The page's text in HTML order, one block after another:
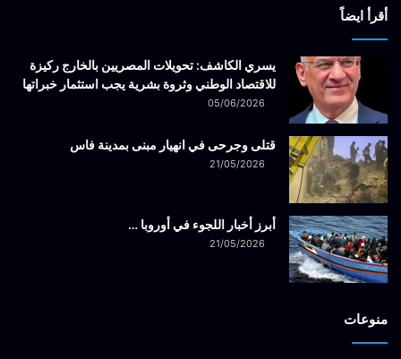
أقرأ ايضاً
يسري الكاشف: تحويلات المصريين بالخارج ركيزة
للاقتصاد الوطني وثروة بشرية يجب استثمار خبراتها
05/06/2026
قتلى وجرحى في انهيار مبنى بمدينة فاس
21/05/2026
أبرز أخبار اللجوء في أوروبا …
21/05/2026
منوعات